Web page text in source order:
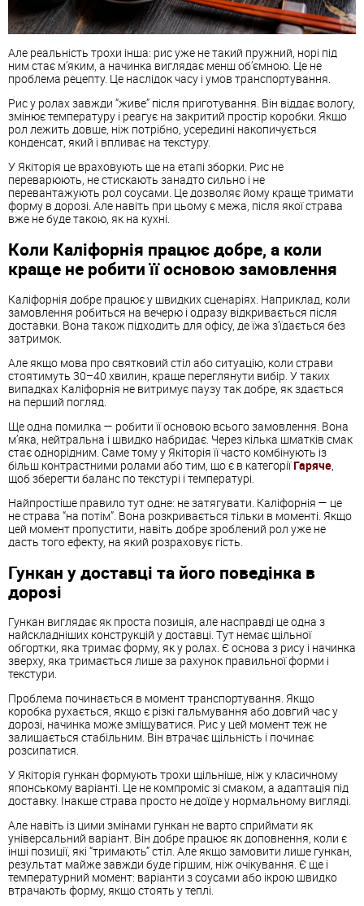
Але реальність трохи інша: рис уже не такий пружний, норі під
ним стає м’яким, а начинка виглядає менш об’ємною. Це не
проблема рецепту. Це наслідок часу і умов транспортування.
Рис у ролах завжди “живе” після приготування. Він віддає вологу,
змінює температуру і реагує на закритий простір коробки. Якщо
рол лежить довше, ніж потрібно, усередині накопичується
конденсат, який і впливає на текстуру.
У Якіторія це враховують ще на етапі зборки. Рис не
переварюють, не стискають занадто сильно і не
перевантажують рол соусами. Це дозволяє йому краще тримати
форму в дорозі. Але навіть при цьому є межа, після якої страва
вже не буде такою, як на кухні.
Коли Каліфорнія працює добре, а коли
краще не робити її основою замовлення
Каліфорнія добре працює у швидких сценаріях. Наприклад, коли
замовлення робиться на вечерю і одразу відкривається після
доставки. Вона також підходить для офісу, де їжа з’їдається без
затримок.
Але якщо мова про святковий стіл або ситуацію, коли страви
стоятимуть 30–40 хвилин, краще переглянути вибір. У таких
випадках Каліфорнія не витримує паузу так добре, як здається
на перший погляд.
Ще одна помилка — робити її основою всього замовлення. Вона
м’яка, нейтральна і швидко набридає. Через кілька шматків смак
стає однорідним. Саме тому у Якіторія її часто комбінують із
більш контрастними ролами або тим, що є в категоріїГаряче
щоб зберегти баланс по текстурі і температурі.
Найпростіше правило тут одне: не затягувати. Каліфорнія — це
не страва “на потім”. Вона розкривається тільки в моменті. Якщо
цей момент пропустити, навіть добре зроблений рол уже не
дасть того ефекту, на який розраховує гість.
Гункан у доставці та його поведінка в
дорозі
Гункан виглядає як проста позиція, але насправді це одна з
найскладніших конструкцій у доставці. Тут немає щільної
обгортки, яка тримає форму, як у ролах. Є основа з рису і начинка
зверху, яка тримається лише за рахунок правильної форми і
текстури.
Проблема починається в момент транспортування. Якщо
коробка рухається, якщо є різкі гальмування або довгий час у
дорозі, начинка може зміщуватися. Рис у цей момент теж не
залишається стабільним. Він втрачає щільність і починає
розсипатися.
У Якіторія гункан формують трохи щільніше, ніж у класичному
японському варіанті. Це не компроміс зі смаком, а адаптація під
доставку. Інакше страва просто не доїде у нормальному вигляді.
Але навіть із цими змінами гункан не варто сприймати як
універсальний варіант. Він добре працює як доповнення, коли є
інші позиції, які “тримають” стіл. Але якщо замовити лише гункан,
результат майже завжди буде гіршим, ніж очікування. Є ще і
температурний момент: варіанти з соусами або ікрою швидко
втрачають форму, якщо стоять у теплі.